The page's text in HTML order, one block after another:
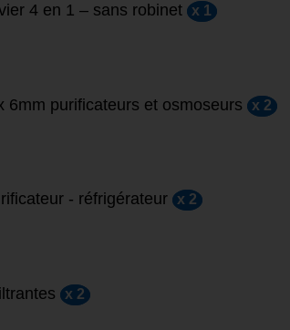
4 en 1 – sans robinet x 1
6mm purificateurs et osmoseurs x 2
- réfrigérateur x 2
x 2